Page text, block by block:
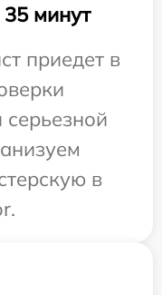
минут
приедет в
в